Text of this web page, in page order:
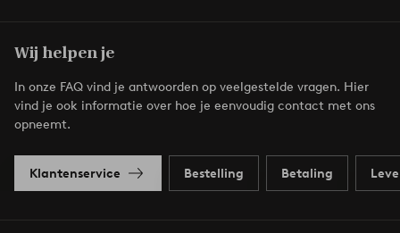
Wij helpen je
In onze FAQ vind je antwoorden op veelgestelde vragen. Hier
vind je ook informatie over hoe je eenvoudig contact met ons
opneemt.
Klantenservice Bestelling Betaling